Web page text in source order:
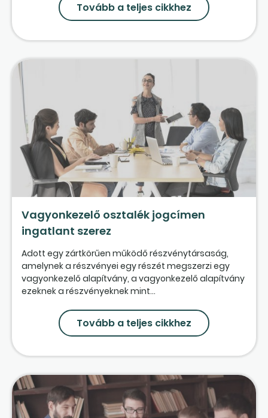
Tovább a teljes cikkhez
Vagyonkezelő osztalék jogcímen
ingatlant szerez
Adott egy zártkörűen működő részvénytársaság,
amelynek a részvényei egy részét megszerzi egy
vagyonkezelő alapítvány, a vagyonkezelő alapítvány
ezeknek a részvényeknek mint...
Tovább a teljes cikkhez